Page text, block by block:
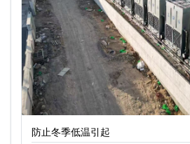
防止冬季低温引起